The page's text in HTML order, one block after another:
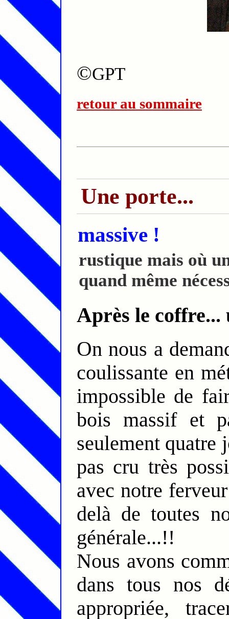
©GPT
retour au sommaire
Une porte...
massive !
rustique mais où
quand même
Après le
On nous a demandé de remplacer la vieille porte
coulissante en
impossible de
bois massif et
seulement quatre
pas cru très
avec notre
delà de toutes
générale...!!
Nous avons
dans tous nos
appropriée,